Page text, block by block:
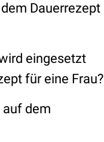
Dauerrezept
eingesetzt
für eine Frau?
auf dem